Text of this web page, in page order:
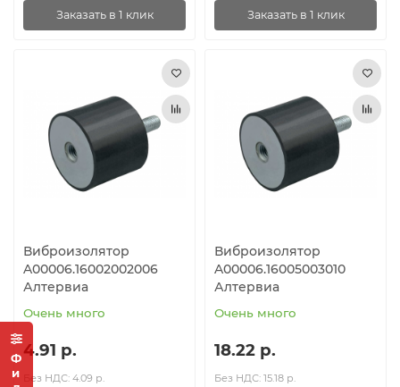
Заказать в 1 клик Заказать в 1 клик
Виброизолятор
A00006.16002002006
Алтервиа
Очень много
4.91 р.
Без НДС: 4.09 р.
Виброизолятор
A00006.16005003010
Алтервиа
Очень много
18.22 р.
Без НДС: 15.18 р.